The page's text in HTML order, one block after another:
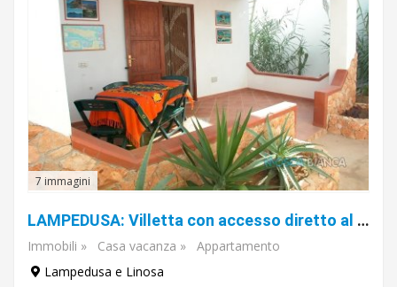
Cerca
Abruzzo
Basilicata
Calabria
Campania
Emilia-
Romagna
Friuli-
Giulia
Liguria
Marche
mostra
altro
7 immagini
LAMPEDUSA: Villetta con accesso diretto al mare.
Immobili » Casa vacanza »
Appartamento
Lampedusa e Linosa